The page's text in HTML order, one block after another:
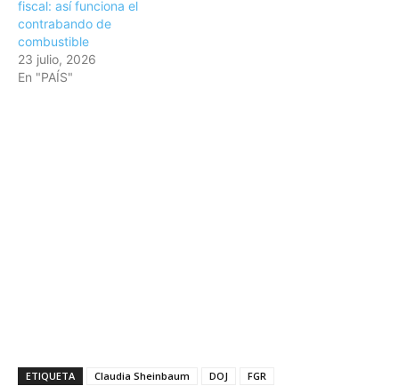
fiscal: así funciona el
contrabando de
combustible
23 julio, 2026
En "PAÍS"
ETIQUETA Claudia Sheinbaum DOJ
FGR